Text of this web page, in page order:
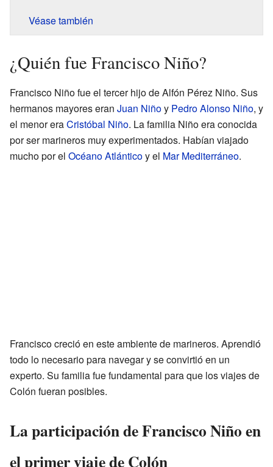
Véase también
¿Quién fue Francisco Niño?
Francisco Niño fue el tercer hijo de Alfón Pérez Niño. Sus
hermanos mayores eran Juan Niñoy Pedro Alonso Niño, y
el menor eraCristóbal Niño. La familia Niño era conocida
por ser marineros muy experimentados. Habían viajado
mucho por el Océano Atlánticoy el Mar Mediterráneo.
Francisco creció en este ambiente de marineros. Aprendió
todo lo necesario para navegar y se convirtió en un
experto. Su familia fue fundamental para que los viajes de
Colón fueran posibles.
La participación de Francisco Niño en
el primer viaje de Colón